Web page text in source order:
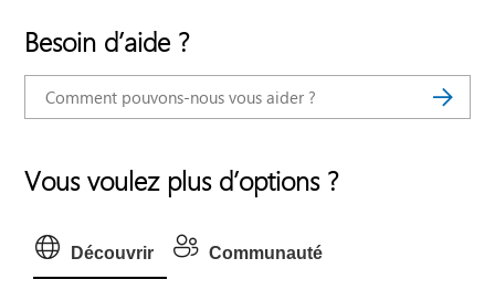
Besoin d’aide ?
Vous voulez plus d’options ?
Découvrir Communauté